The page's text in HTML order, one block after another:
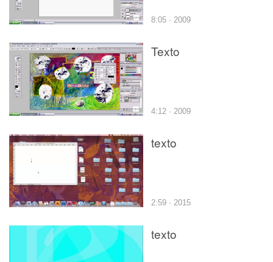
8:05 · 2009
Texto
4:12 · 2009
texto
2:59 · 2015
texto